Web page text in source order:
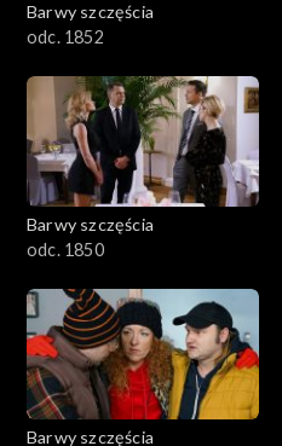
Barwy szczęścia
odc. 1852
Barwy szczęścia
odc. 1850
Barwy szczęścia